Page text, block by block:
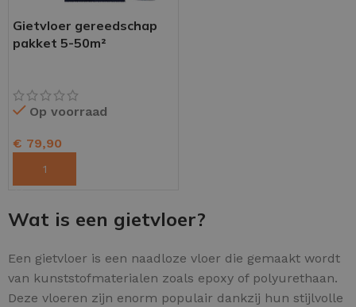
Gietvloer gereedschap
pakket 5-50m²
Op voorraad
€ 79,90
Wat is een gietvloer?
Een gietvloer is een naadloze vloer die gemaakt wordt
van kunststofmaterialen zoals epoxy of polyurethaan.
Deze vloeren zijn enorm populair dankzij hun stijlvolle